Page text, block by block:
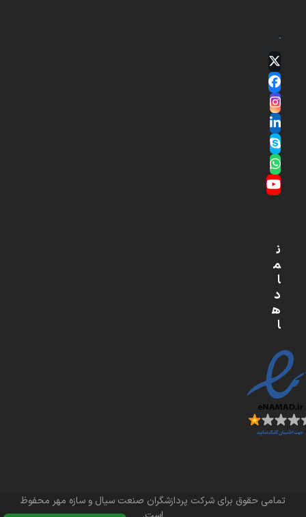
Twitter
(deprecated)
Facebook
Instagram
LinkedIn
Skype
Whatsapp
YouTube
ن
م
ا
د
ه
ا
تمامی حقوق برای شرکت پردازشگران صنعت سیال و سازه مهر محفوظ